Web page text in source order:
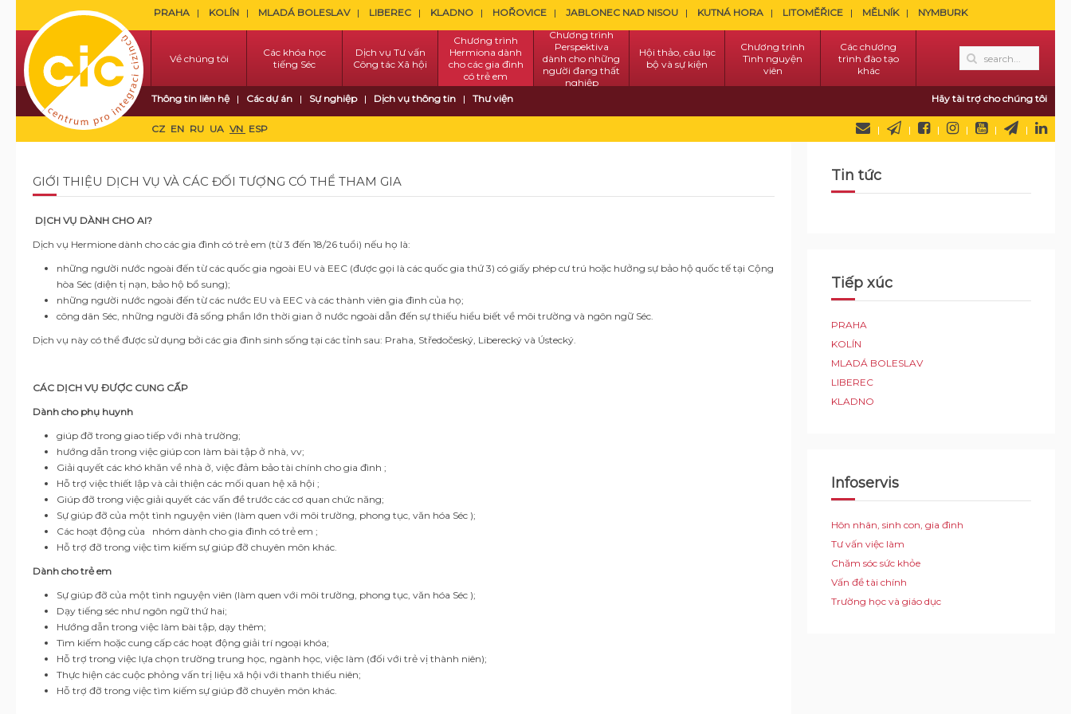
PRAHA KOLÍN MLADÁ BOLESLAV LIBEREC KLADNO HOŘOVICE JABLONEC NAD NISOU KUTNÁ HORA LITOMĚŘICE MĚLNÍK NYMBURK
Về chúng tôi
Các khóa học
tiếng Séc
Dịch vụ Tư vấn
Công tác Xã hội
Chương trình
Hermiona dành
cho các gia đình
có trẻ em
Chương trình
Perspektiva
dành cho những
người đang thất
nghiệp
Hội thảo, câu lạc
bộ và sự kiện
Chương trình
Tình nguyện
viên
Các chương
trình đào tạo
khác
Thông tin liên hệ Các dự án Sự nghiệp Dịch vụ thông tin Thư viện Hãy tài trợ cho chúng tôi
CZ EN RU UA VN ESP
GIỚI THIỆU DỊCH VỤ VÀ CÁC ĐỐI TƯỢNG CÓ THỂ THAM GIA
DỊCH VỤ DÀNH CHO AI?
Dịch vụ Hermione dành cho các gia đình có trẻ em (từ 3 đến 18/26 tuổi) nếu họ là:
những người nước ngoài đến từ các quốc gia ngoài EU và EEC (được gọi là các quốc gia thứ 3) có giấy phép cư trú hoặc hưởng sự bảo hộ quốc tế tại Cộng
hòa Séc (diện tị nạn, bảo hộ bổ sung);
những người nước ngoài đến từ các nước EU và EEC và các thành viên gia đình của họ;
công dân Séc, những người đã sống phần lớn thời gian ở nước ngoài dẫn đến sự thiếu hiểu biết về môi trường và ngôn ngữ Séc.
Dịch vụ này có thể được sử dụng bởi các gia đình sinh sống tại các tỉnh sau: Praha, Středočeský, Liberecký và Ústecký.
CÁC DỊCH VỤ ĐƯỢC CUNG CẤP
Dành cho phụ huynh
giúp đỡ trong giao tiếp với nhà trường;
hướng dẫn trong việc giúp con làm bài tập ở nhà, vv;
Giải quyết các khó khăn về nhà ở, việc đảm bảo tài chính cho gia đình ;
Hỗ trợ việc thiết lập và cải thiện các mối quan hệ xã hội ;
Giúp đỡ trong việc giải quyết các vấn đề trước các cơ quan chức năng;
Sự giúp đỡ của một tình nguyện viên (làm quen với môi trường, phong tục, văn hóa Séc );
Các hoạt động của nhóm dành cho gia đình có trẻ em ;
Hỗ trợ đỡ trong việc tìm kiếm sự giúp đỡ chuyên môn khác.
Dành cho trẻ em
Sự giúp đỡ của một tình nguyện viên (làm quen với môi trường, phong tục, văn hóa Séc );
Dạy tiếng séc như ngôn ngữ thứ hai;
Hướng dẫn trong việc làm bài tập, dạy thêm;
Tìm kiếm hoặc cung cấp các hoạt động giải trí ngoại khóa;
Hỗ trợ trong việc lựa chọn trường trung học, ngành học, việc làm (đối với trẻ vị thành niên);
Thực hiện các cuộc phỏng vấn trị liệu xã hội với thanh thiếu niên;
Hỗ trợ đỡ trong việc tìm kiếm sự giúp đỡ chuyên môn khác.
Tin tức
Tiếp xúc
PRAHA
KOLÍN
MLADÁ BOLESLAV
LIBEREC
KLADNO
Infoservis
Hôn nhân, sinh con, gia đình
Tư vấn việc làm
Chăm sóc sức khỏe
Vấn đề tài chính
Trường học và giáo dục